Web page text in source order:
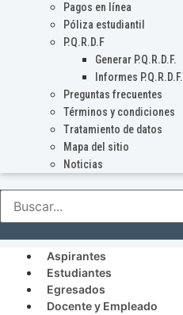
Pagos en línea
Póliza estudiantil
P.Q.R.D.F
Generar P.Q.R.D.F.
Informes P.Q.R.D.F.
Preguntas frecuentes
Términos y condiciones
Tratamiento de datos
Mapa del sitio
Noticias
Aspirantes
Estudiantes
Egresados
Docente y Empleado